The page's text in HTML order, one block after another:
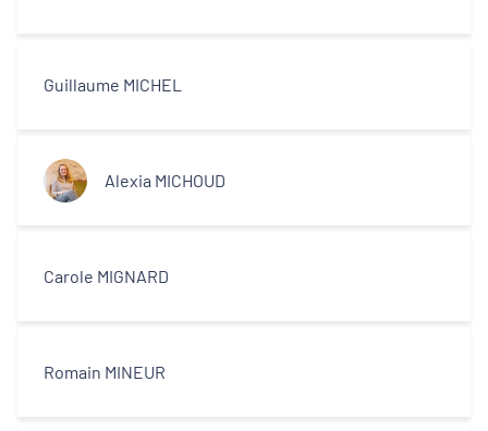
Guillaume MICHEL
Alexia MICHOUD
Carole MIGNARD
Romain MINEUR